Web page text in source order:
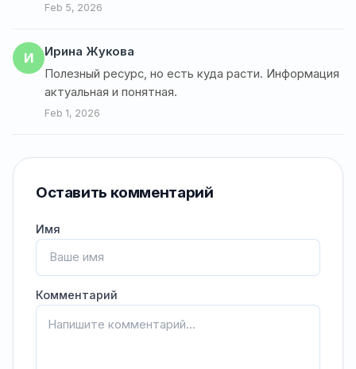
Feb 5, 2026
И
Ирина Жукова
Полезный ресурс, но есть куда расти. Информация
актуальная и понятная.
Feb 1, 2026
Оставить комментарий
Имя
Комментарий